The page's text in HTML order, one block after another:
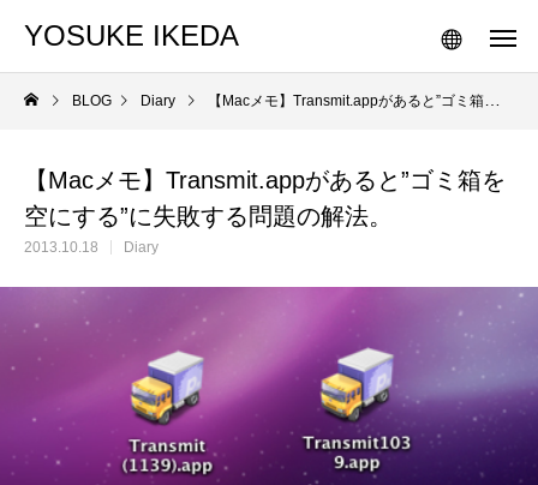
YOSUKE IKEDA
BLOG Diary 【Macメモ】Transmit.appがあると”ゴミ箱を空にする”に失敗する問題の解法。
【Macメモ】Transmit.appがあると”ゴミ箱を
空にする”に失敗する問題の解法。
2013.10.18 Diary